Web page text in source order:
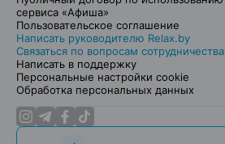
сервиса «Афиша»
Пользовательское соглашение
Написать руководителю Relax.by
Связаться по вопросам сотрудничества
Написать в поддержку
Персональные настройки cookie
Обработка персональных данных